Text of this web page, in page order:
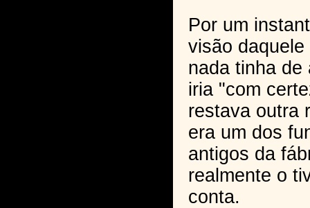
Por um
visão
nada tinha de
iria "com
restava outra
era um dos
antigos da
realmente o
conta.